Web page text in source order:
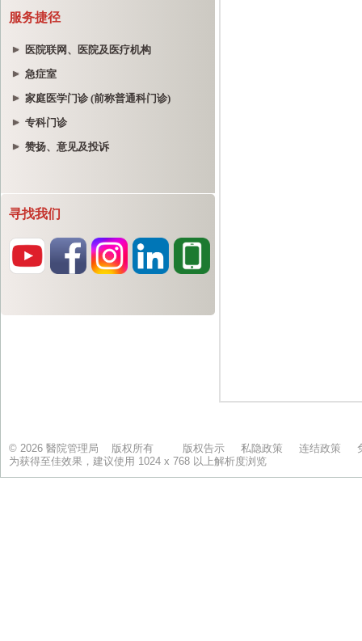
服务捷径
医院联网、医院及医疗机构
急症室
家庭医学门诊 (前称普通科门诊)
专科门诊
赞扬、意见及投诉
寻找我们
© 2026 醫院管理局 版权所有 版权告示 私隐政策 连结政策
为获得至佳效果，建议使用 1024 x 768 以上解析度浏览